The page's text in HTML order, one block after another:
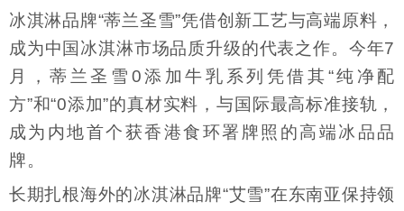
冰淇淋品牌“蒂兰圣雪”凭借创新工艺与高端原料，
成为中国冰淇淋市场品质升级的代表之作。今年7
月，蒂兰圣雪0添加牛乳系列凭借其“纯净配
方”和“0添加”的真材实料，与国际最高标准接轨，
成为内地首个获香港食环署牌照的高端冰品品
牌。
长期扎根海外的冰淇淋品牌“艾雪”在东南亚保持领